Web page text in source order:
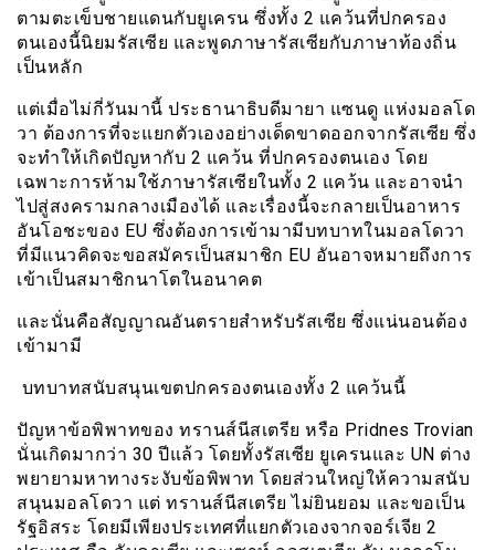
ตามตะเข็บชายแดนกับยูเครน ซึ่งทั้ง 2 แคว้นที่ปกครอง
ตนเองนี้นิยมรัสเซีย และพูดภาษารัสเซียกับภาษาท้องถิ่น
เป็นหลัก
แต่เมื่อไม่กี่วันมานี้ ประธานาธิบดีมายา แซนดู แห่งมอลโด
วา ต้องการที่จะแยกตัวเองอย่างเด็ดขาดออกจากรัสเซีย ซึ่ง
จะทำให้เกิดปัญหากับ 2 แคว้น ที่ปกครองตนเอง โดย
เฉพาะการห้ามใช้ภาษารัสเซียในทั้ง 2 แคว้น และอาจนำ
ไปสู่สงครามกลางเมืองได้ และเรื่องนี้จะกลายเป็นอาหาร
อันโอชะของ EU ซึ่งต้องการเข้ามามีบทบาทในมอลโดวา
ที่มีแนวคิดจะขอสมัครเป็นสมาชิก EU อันอาจหมายถึงการ
เข้าเป็นสมาชิกนาโตในอนาคต
และนั่นคือสัญญาณอันตรายสำหรับรัสเซีย ซึ่งแน่นอนต้อง
เข้ามามี
บทบาทสนับสนุนเขตปกครองตนเองทั้ง 2 แคว้นนี้
ปัญหาข้อพิพาทของ ทรานส์นีสเตรีย หรือ Pridnes Trovian
นั่นเกิดมากว่า 30 ปีแล้ว โดยทั้งรัสเซีย ยูเครนและ UN ต่าง
พยายามหาทางระงับข้อพิพาท โดยส่วนใหญ่ให้ความสนับ
สนุนมอลโดวา แต่ ทรานส์นีสเตรีย ไม่ยินยอม และขอเป็น
รัฐอิสระ โดยมีเพียงประเทศที่แยกตัวเองจากจอร์เจีย 2